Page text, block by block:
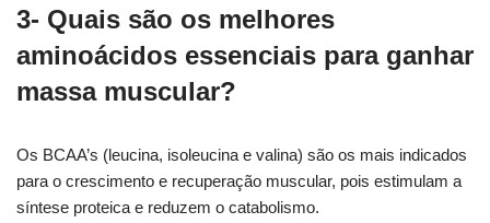
3- Quais são os melhores
aminoácidos essenciais para ganhar
massa muscular?
Os BCAA’s (leucina, isoleucina e valina) são os mais indicados
para o crescimento e recuperação muscular, pois estimulam a
síntese proteica e reduzem o catabolismo.